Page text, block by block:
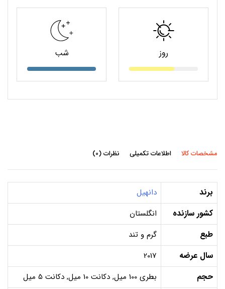
روز شب
مشخصات کالا اطلاعات تکمیلی نظرات (0)
برند دانهیل
کشور سازنده انگلستان
طبع گرم و تند
سال عرضه 2017
حجم بطری 100 میل, دکانت 10 میل, دکانت 5 میل